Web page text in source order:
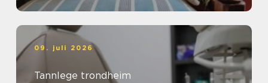
09. juli 2026
Tannlege trondheim